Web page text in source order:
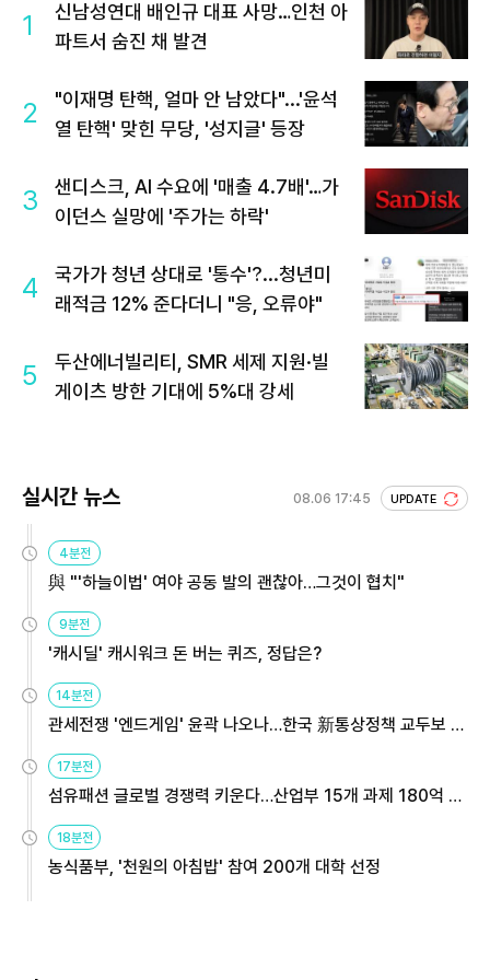
1
신남성연대 배인규 대표 사망…인천 아
파트서 숨진 채 발견
2
"이재명 탄핵, 얼마 안 남았다"...'윤석
열 탄핵' 맞힌 무당, '성지글' 등장
3
샌디스크, AI 수요에 '매출 4.7배'…가
이던스 실망에 '주가는 하락'
4
국가가 청년 상대로 '통수'?...청년미
래적금 12% 준다더니 "응, 오류야"
5
두산에너빌리티, SMR 세제 지원·빌
게이츠 방한 기대에 5%대 강세
실시간 뉴스 08.06 17:45 UPDATE
4분전
與 "'하늘이법' 여야 공동 발의 괜찮아…그것이 협치"
9분전
'캐시딜' 캐시워크 돈 버는 퀴즈, 정답은?
14분전
관세전쟁 '엔드게임' 윤곽 나오나…한국 新통상정책 교두보 활
17분전
섬유패션 글로벌 경쟁력 키운다…산업부 15개 과제 180억 지
18분전
농식품부, '천원의 아침밥' 참여 200개 대학 선정